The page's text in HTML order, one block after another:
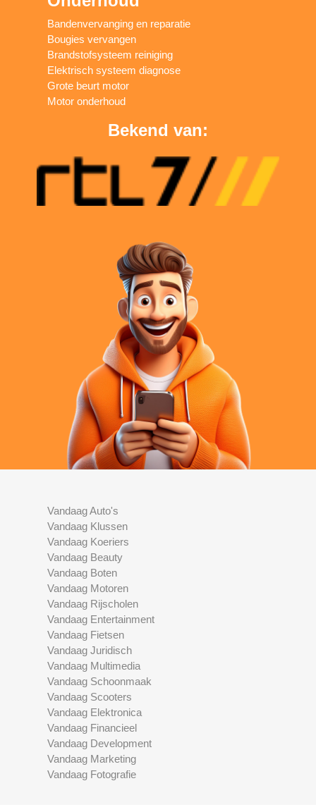
Bandenvervanging en reparatie
Bougies vervangen
Brandstofsysteem reiniging
Elektrisch systeem diagnose
Grote beurt motor
Motor onderhoud
Bekend van:
Vandaag Auto's
Vandaag Klussen
Vandaag Koeriers
Vandaag Beauty
Vandaag Boten
Vandaag Motoren
Vandaag Rijscholen
Vandaag Entertainment
Vandaag Fietsen
Vandaag Juridisch
Vandaag Multimedia
Vandaag Schoonmaak
Vandaag Scooters
Vandaag Elektronica
Vandaag Financieel
Vandaag Development
Vandaag Marketing
Vandaag Fotografie